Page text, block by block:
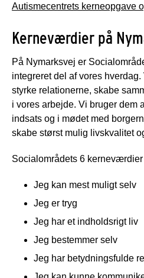
Autismecentrets kerneopgave
Kerneværdier på
På Nymarksvej er
integreret del af vores
styrke relationerne, skabe
i vores arbejde. Vi bruger dem
indsats og i mødet med
skabe størst mulig livskvalitet
Socialområdets 6 kerneværdier
Jeg kan mest muligt selv
Jeg er tryg
Jeg har et indholdsrigt liv
Jeg bestemmer selv
Jeg har betydningsfulde